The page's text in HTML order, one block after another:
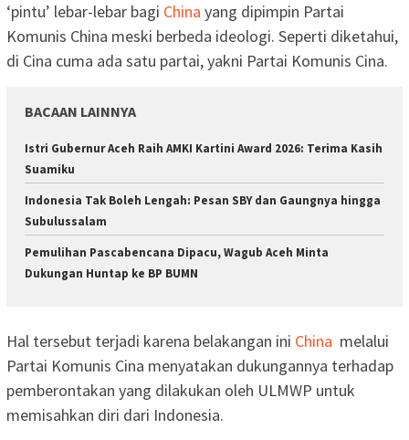
‘pintu’ lebar-lebar bagi China yang dipimpin Partai
Komunis China meski berbeda ideologi. Seperti diketahui,
di Cina cuma ada satu partai, yakni Partai Komunis Cina.
BACAAN LAINNYA
Istri Gubernur Aceh Raih AMKI Kartini Award 2026: Terima Kasih
Suamiku
Indonesia Tak Boleh Lengah: Pesan SBY dan Gaungnya hingga
Subulussalam
Pemulihan Pascabencana Dipacu, Wagub Aceh Minta
Dukungan Huntap ke BP BUMN
Hal tersebut terjadi karena belakangan ini China melalui
Partai Komunis Cina menyatakan dukungannya terhadap
pemberontakan yang dilakukan oleh ULMWP untuk
memisahkan diri dari Indonesia.